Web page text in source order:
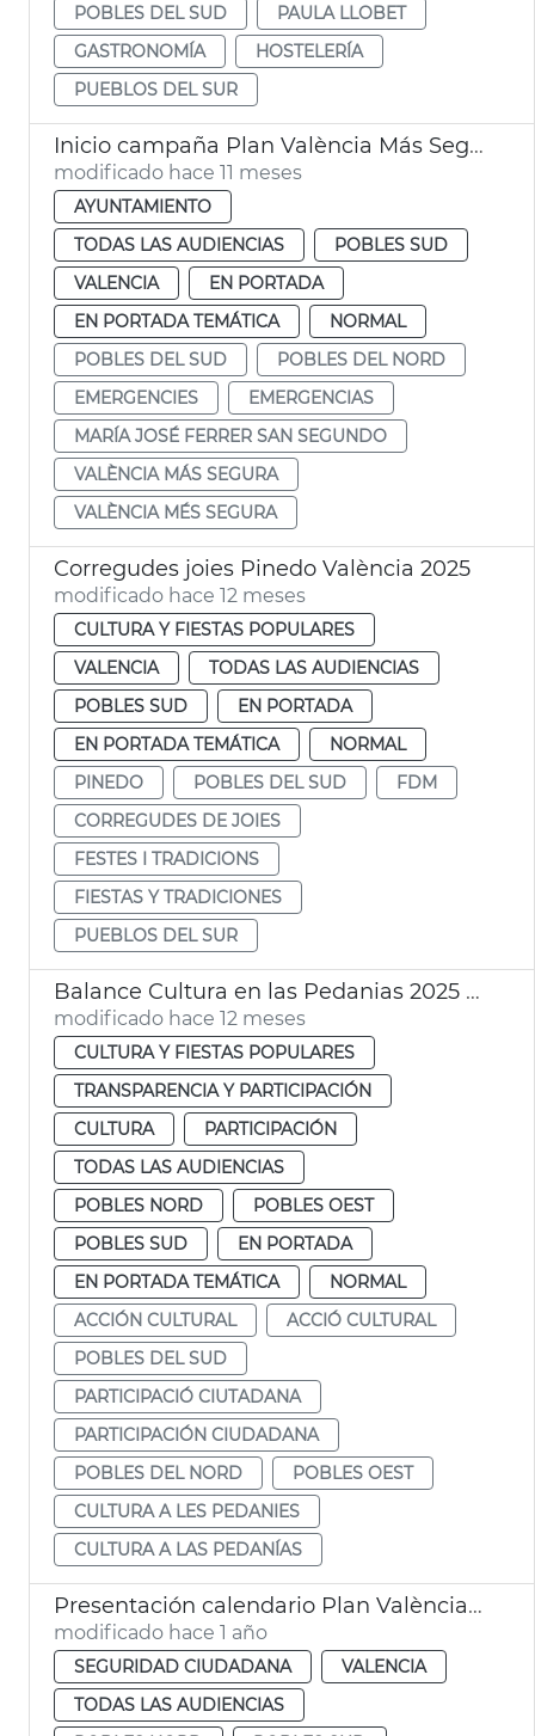
POBLES DEL SUD
PAULA LLOBET
GASTRONOMÍA
HOSTELERÍA
PUEBLOS DEL SUR
Inicio campaña Plan València Más Segura en pedanías
modificado hace 11 meses
AYUNTAMIENTO
TODAS LAS AUDIENCIAS
POBLES SUD
VALENCIA
EN PORTADA
EN PORTADA TEMÁTICA
NORMAL
POBLES DEL SUD
POBLES DEL NORD
EMERGENCIES
EMERGENCIAS
MARÍA JOSÉ FERRER SAN SEGUNDO
VALÈNCIA MÁS SEGURA
VALÈNCIA MÉS SEGURA
Corregudes joies Pinedo València 2025
modificado hace 12 meses
CULTURA Y FIESTAS POPULARES
VALENCIA
TODAS LAS AUDIENCIAS
POBLES SUD
EN PORTADA
EN PORTADA TEMÁTICA
NORMAL
PINEDO
POBLES DEL SUD
FDM
CORREGUDES DE JOIES
FESTES I TRADICIONS
FIESTAS Y TRADICIONES
PUEBLOS DEL SUR
Balance Cultura en las Pedanias 2025 Ayuntamiento València
modificado hace 12 meses
CULTURA Y FIESTAS POPULARES
TRANSPARENCIA Y PARTICIPACIÓN
CULTURA
PARTICIPACIÓN
TODAS LAS AUDIENCIAS
POBLES NORD
POBLES OEST
POBLES SUD
EN PORTADA
EN PORTADA TEMÁTICA
NORMAL
ACCIÓN CULTURAL
ACCIÓ CULTURAL
POBLES DEL SUD
PARTICIPACIÓ CIUTADANA
PARTICIPACIÓN CIUDADANA
POBLES DEL NORD
POBLES OEST
CULTURA A LES PEDANIES
CULTURA A LAS PEDANÍAS
Presentación calendario Plan València Más Segura
modificado hace 1 año
SEGURIDAD CIUDADANA
VALENCIA
TODAS LAS AUDIENCIAS